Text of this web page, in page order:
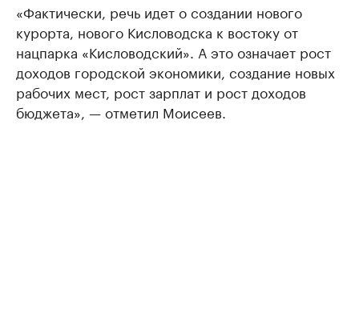
«Фактически, речь идет о создании нового
курорта, нового Кисловодска к востоку от
нацпарка «Кисловодский». А это означает рост
доходов городской экономики, создание новых
рабочих мест, рост зарплат и рост доходов
бюджета», — отметил Моисеев.